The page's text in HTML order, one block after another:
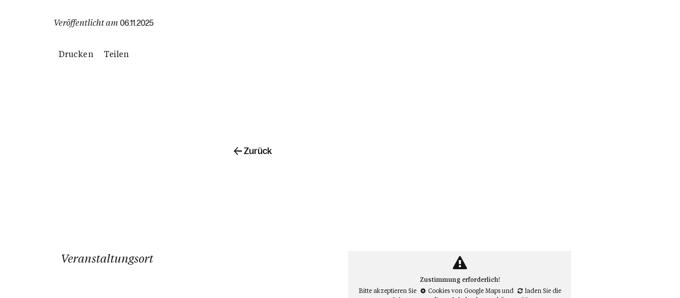
Veröffentlicht am 06.11.2025
Drucken Teilen
Zurück
Veranstaltungsort
Zustimmung erforderlich!
Bitte akzeptieren Sie
Cookies von Google Mapsund
laden Sie die